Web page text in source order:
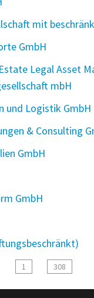
mit
GmbH
Legal Asset
mbH
und Logistik GmbH
& Consulting
GmbH
GmbH
1 308